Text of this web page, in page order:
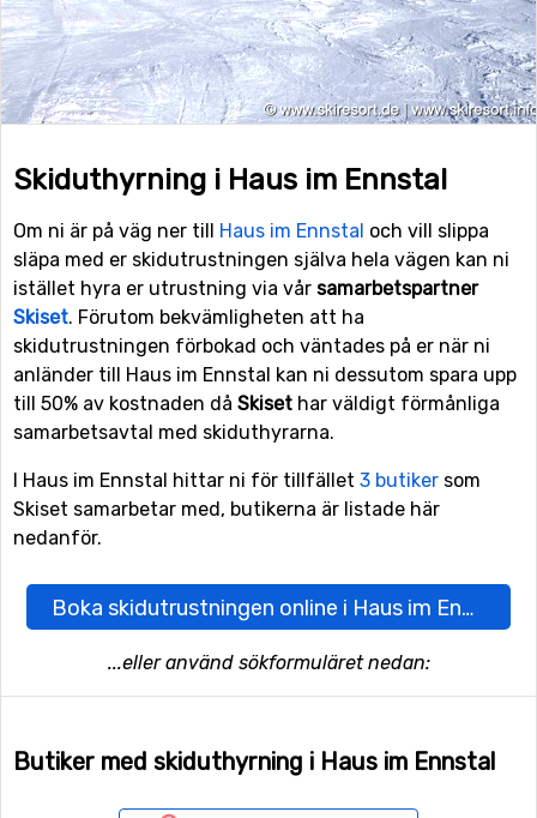
Skiduthyrning i Haus im Ennstal
Om ni är på väg ner till Haus im Ennstal och vill slippa
släpa med er skidutrustningen själva hela vägen kan ni
istället hyra er utrustning via vår samarbetspartner
Skiset. Förutom bekvämligheten att ha
skidutrustningen förbokad och väntades på er när ni
anländer till Haus im Ennstal kan ni dessutom spara upp
till 50% av kostnaden då Skiset har väldigt förmånliga
samarbetsavtal med skiduthyrarna.
I Haus im Ennstal hittar ni för tillfället 3 butiker som
Skiset samarbetar med, butikerna är listade här
nedanför.
Boka skidutrustningen online i Haus im Ennstal här
...eller använd sökformuläret nedan:
Butiker med skiduthyrning i Haus im Ennstal